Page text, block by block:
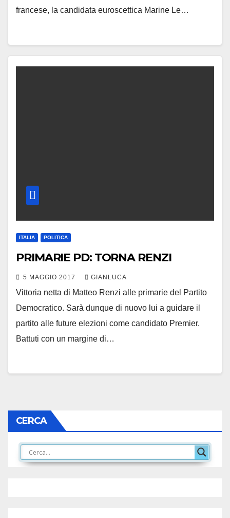
francese, la candidata euroscettica Marine Le…
ITALIA POLITICA
PRIMARIE PD: TORNA RENZI
5 MAGGIO 2017 GIANLUCA
Vittoria netta di Matteo Renzi alle primarie del Partito
Democratico. Sarà dunque di nuovo lui a guidare il
partito alle future elezioni come candidato Premier.
Battuti con un margine di…
CERCA